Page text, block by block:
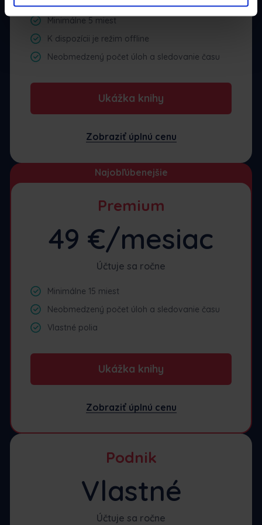
Minimálne 5 miest
K dispozícii je režim offline
Neobmedzený počet úloh a sledovanie času
Ukážka knihy
Zobraziť úplnú cenu
Najobľúbenejšie
Premium
49 €/mesiac
Účtuje sa ročne
Minimálne 15 miest
Neobmedzený počet úloh a sledovanie času
Vlastné polia
Ukážka knihy
Zobraziť úplnú cenu
Podnik
Vlastné
Účtuje sa ročne